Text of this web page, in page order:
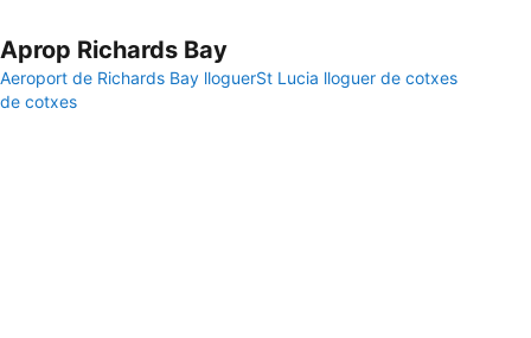
Aprop Richards Bay
Aeroport de Richards Bay lloguer
de cotxes
St Lucia lloguer de cotxes